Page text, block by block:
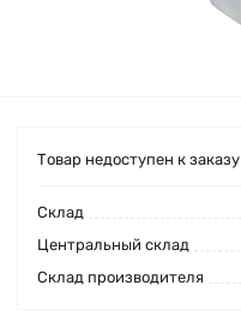
Товар недоступен к заказу
Cклад
Центральный склад
Склад производителя